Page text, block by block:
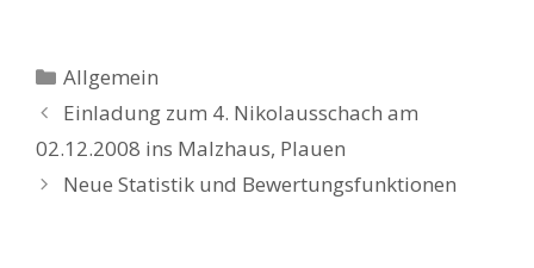
Kategorien
Allgemein
Einladung zum 4. Nikolausschach am
02.12.2008 ins Malzhaus, Plauen
Neue Statistik und Bewertungsfunktionen